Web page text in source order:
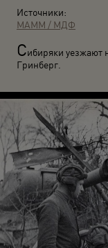
Источники:
МАММ / МДФ
Сибиряки уезжают
Гринберг.